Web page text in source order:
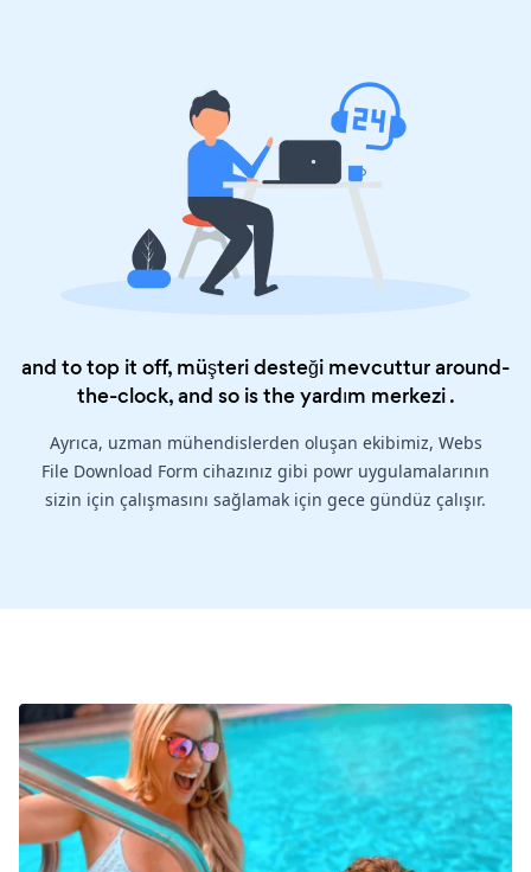
and to top it off, müşteri desteği mevcuttur around-
the-clock, and so is theyardım merkezi.
Ayrıca, uzman mühendislerden oluşan ekibimiz, Webs
File Download Form cihazınız gibi powr uygulamalarının
sizin için çalışmasını sağlamak için gece gündüz çalışır.